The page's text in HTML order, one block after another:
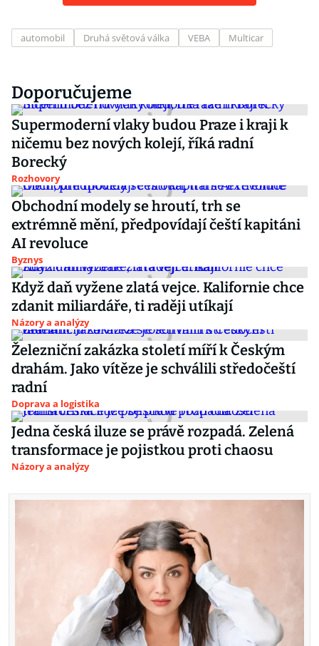
automobil Druhá světová válka VEBA Multicar
Doporučujeme
Supermoderní vlaky budou Praze i kraji k
ničemu bez nových kolejí, říká radní
Borecký
Rozhovory
Obchodní modely se hroutí, trh se
extrémně mění, předpovídají čeští kapitáni
AI revoluce
Byznys
Když daň vyžene zlatá vejce. Kalifornie chce
zdanit miliardáře, ti raději utíkají
Názory a analýzy
Železniční zakázka století míří k Českým
drahám. Jako vítěze je schválili středočeští
radní
Doprava a logistika
Jedna česká iluze se právě rozpadá. Zelená
transformace je pojistkou proti chaosu
Názory a analýzy